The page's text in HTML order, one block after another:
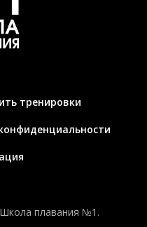
тренировки
плавания №1.